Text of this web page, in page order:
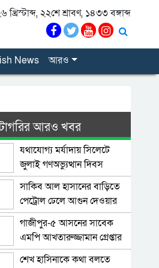
২২শে শ্রাবণ, ১৪৩৩ বঙ্গাব্দ
News আরও
আরও খবর
যথাযোগ্য মর্যাদায় সিলেটে
জুলাই গণঅভ্যুত্থান দিবস
পালিত
সাকিব আল হাসানের বাড়িতে
পেট্রোল ঢেলে আগুন দেওয়ার
চেষ্টা, ভাঙচুর
গাজীপুর-৫ আসনের সাবেক
এমপি আখতারুজ্জামান গ্রেপ্তার
শেখ হাসিনাকে কথা বলতে